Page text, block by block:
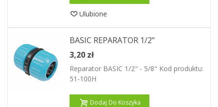
Ulubione
BASIC REPARATOR 1/2"
3,20 zł
Reparator BASIC 1/2" - 5/8" Kod produktu:
51-100H
Dodaj Do Koszyka